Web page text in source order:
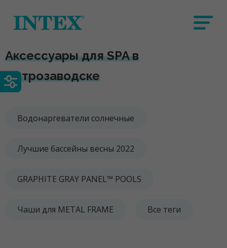
Аксессуары для SPA в
Петрозаводске
Водонаргеватели солнечные
Лучшие бассейны весны 2022
GRAPHITE GRAY PANEL™ POOLS
Чаши для METAL FRAME Все теги